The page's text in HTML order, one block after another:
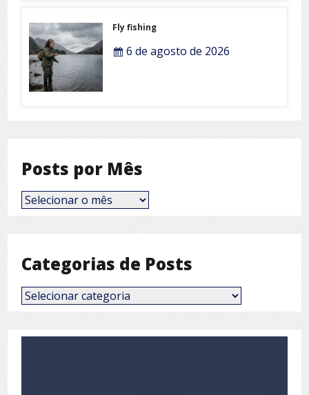
Fly fishing
6 de agosto de 2026
Posts por Mês
Posts
por
Categorias de Posts
Categorias
de